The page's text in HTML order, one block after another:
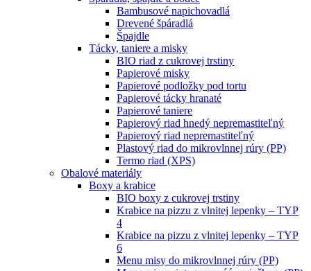
Bambusové napichovadlá
Drevené špáradlá
Špajdle
Tácky, taniere a misky
BIO riad z cukrovej trstiny
Papierové misky
Papierové podložky pod tortu
Papierové tácky hranaté
Papierové taniere
Papierový riad hnedý nepremastiteľný
Papierový riad nepremastiteľný
Plastový riad do mikrovlnnej rúry (PP)
Termo riad (XPS)
Obalové materiály
Boxy a krabice
BIO boxy z cukrovej trstiny
Krabice na pizzu z vlnitej lepenky – TYP
4
Krabice na pizzu z vlnitej lepenky – TYP
6
Menu misy do mikrovlnnej rúry (PP)